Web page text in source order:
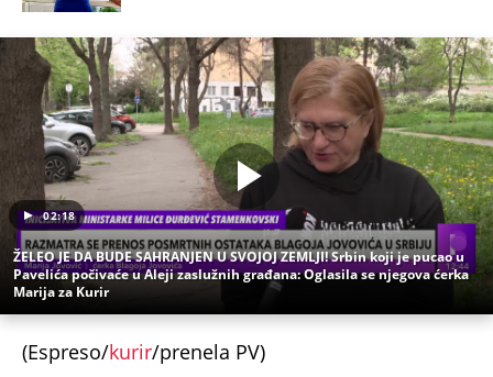
02:18
ŽELEO JE DA BUDE SAHRANJEN U SVOJOJ ZEMLJI! Srbin koji je pucao u
Pavelića počivaće u Aleji zaslužnih građana: Oglasila se njegova ćerka
Marija za Kurir
(Espreso/kurir/prenela PV)